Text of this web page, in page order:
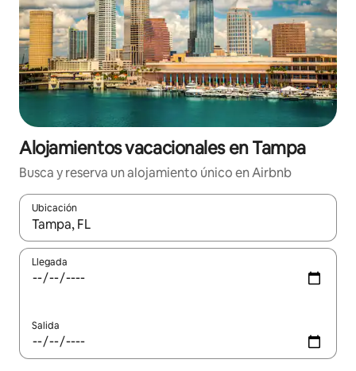
Alojamientos vacacionales en Tampa
Busca y reserva un alojamiento único en Airbnb
Ubicación
Cuando los resultados estén disponibles, podrás navegar
Llegada
Salida